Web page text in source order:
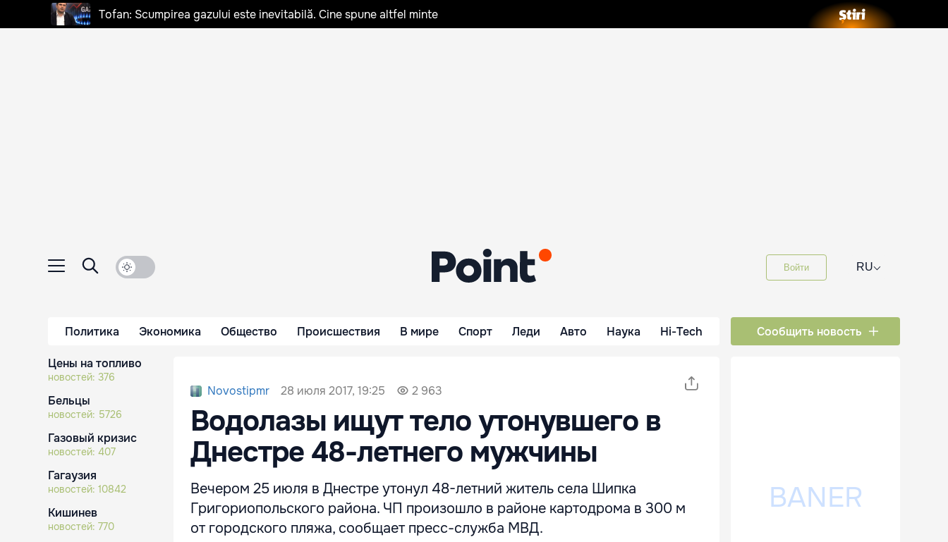
Tofan: Scumpirea gazului este inevitabilă. Cine spune altfel minte
Войти RU⌵
Политика Экономика Общество Происшествия В мире Спорт Леди Авто Наука Hi-Tech Сообщить новость
Цены на топливо
новостей: 376
Бельцы
новостей: 5726
Газовый кризис
новостей: 407
Гагаузия
новостей: 10842
Кишинев
новостей: 770
Novostipmr 28 июля 2017, 19:25 2 963
Водолазы ищут тело утонувшего в
Днестре 48-летнего мужчины
Вечером 25 июля в Днестре утонул 48-летний житель села Шипка
Григориопольского района. ЧП произошло в районе картодрома в 300 м
от городского пляжа, сообщает пресс-служба МВД.